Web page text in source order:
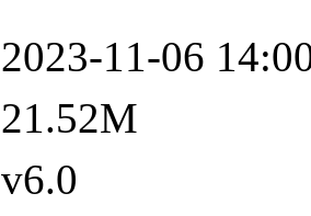
2023-11-06
21.52M
v6.0